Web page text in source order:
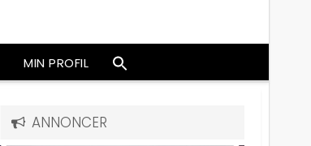
MIN PROFIL
ANNONCER